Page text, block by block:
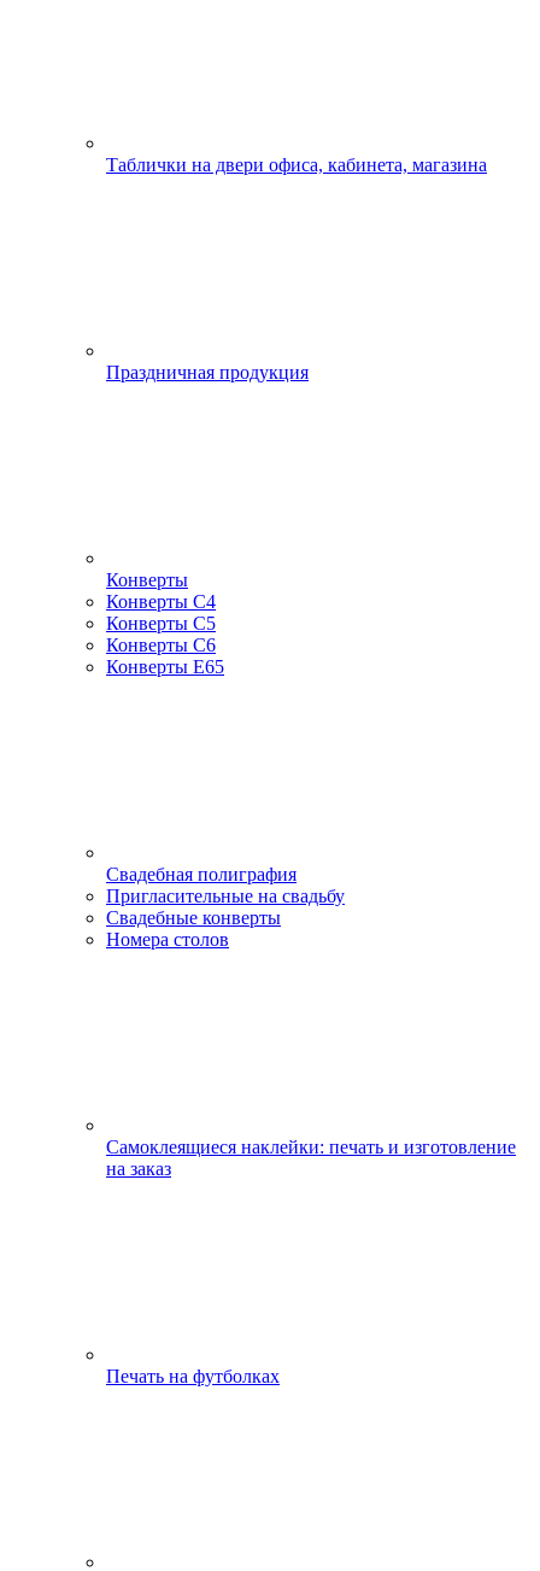
Таблички на двери офиса, кабинета, магазина
Праздничная продукция
Конверты
Конверты С4
Конверты С5
Конверты С6
Конверты Е65
Свадебная полиграфия
Пригласительные на свадьбу
Свадебные конверты
Номера столов
Самоклеящиеся наклейки: печать и изготовление
на заказ
Печать на футболках